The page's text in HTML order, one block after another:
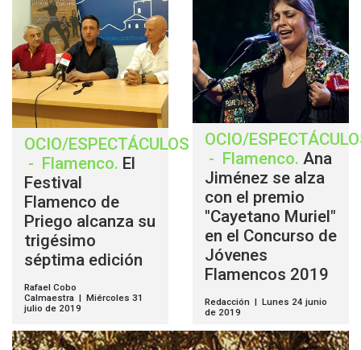
OCIO/ESPECTÁCULOS
- Flamenco. El
Festival
Flamenco de
Priego alcanza su
trigésimo
séptima edición
Rafael Cobo
Calmaestra | Miércoles 31
julio de 2019
OCIO/
- Flamenco. Ana
Jiménez se alza
con el premio
"Cayetano Muriel"
en el Concurso de
Jóvenes
Flamencos 2019
Redacción | Lunes 24 junio
de 2019